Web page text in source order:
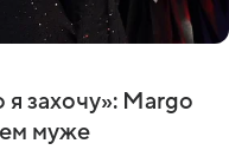
захочу»: Margo
муже